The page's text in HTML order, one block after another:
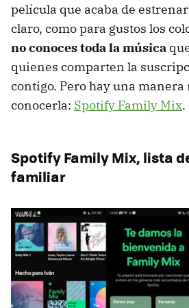
película que acaba de
claro, como para gustos los
no conoces toda la música
quienes comparten la
contigo. Pero hay una
conocerla: Spotify Family Mix.
Spotify Family Mix, lista
familiar